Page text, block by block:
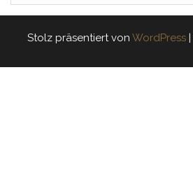
Stolz präsentiert von WordPress